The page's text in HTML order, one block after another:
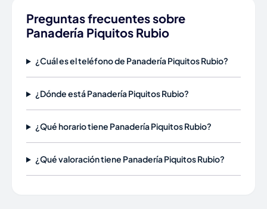
Preguntas frecuentes sobre
Panadería Piquitos Rubio
¿Cuál es el teléfono de Panadería Piquitos Rubio?
¿Dónde está Panadería Piquitos Rubio?
¿Qué horario tiene Panadería Piquitos Rubio?
¿Qué valoración tiene Panadería Piquitos Rubio?